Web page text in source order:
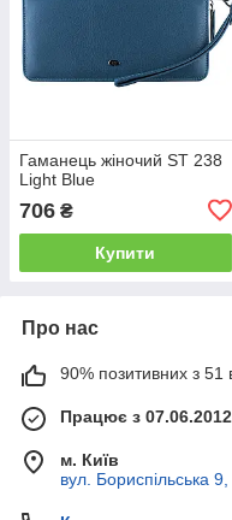
Гаманець жіночий ST 238
Light Blue
706 ₴
Купити
Про нас
90% позитивних з 51
Працює з 07.06.2012
м. Київ
вул. Бориспільська